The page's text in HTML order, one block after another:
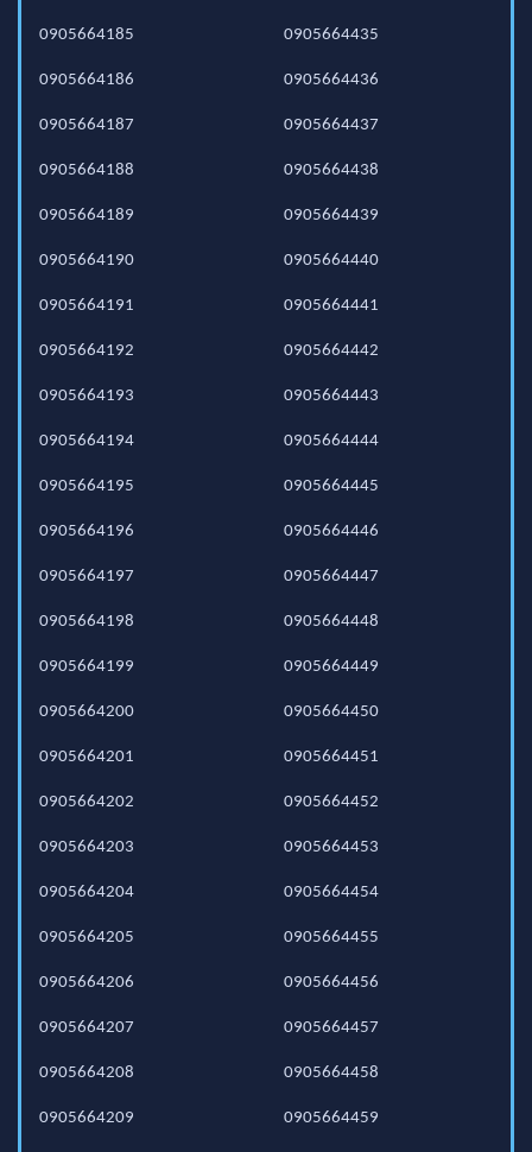
0905664185
0905664186
0905664187
0905664188
0905664189
0905664190
0905664191
0905664192
0905664193
0905664194
0905664195
0905664196
0905664197
0905664198
0905664199
0905664200
0905664201
0905664202
0905664203
0905664204
0905664205
0905664206
0905664207
0905664208
0905664209
0905664435
0905664436
0905664437
0905664438
0905664439
0905664440
0905664441
0905664442
0905664443
0905664444
0905664445
0905664446
0905664447
0905664448
0905664449
0905664450
0905664451
0905664452
0905664453
0905664454
0905664455
0905664456
0905664457
0905664458
0905664459